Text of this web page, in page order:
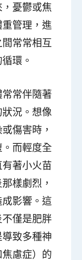
憂鬱或焦
管理，進
常常相互
環。
常伴隨著
況。想像
傷害時，
而輕度全
著小火苗
樣劇烈，
影響。這
僅是肥胖
致多種神
慮症）的